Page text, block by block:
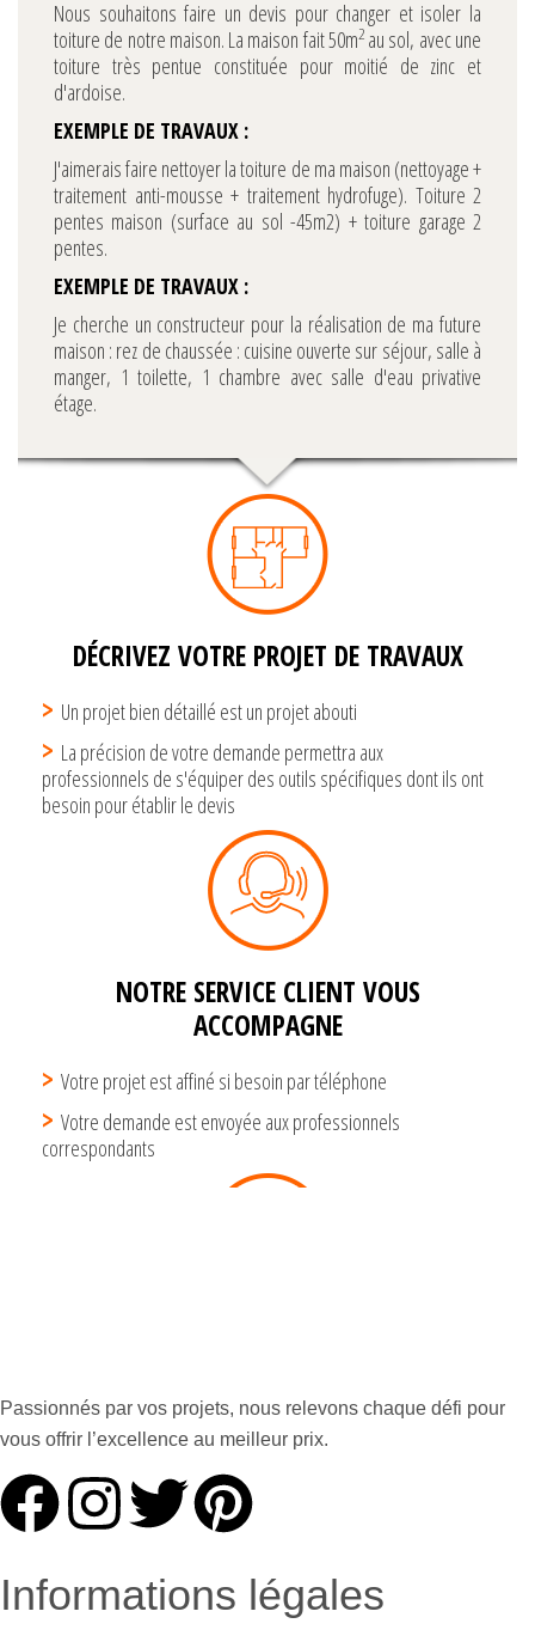
Passionnés par vos projets, nous relevons chaque défi pour
vous offrir l’excellence au meilleur prix.
Informations légales